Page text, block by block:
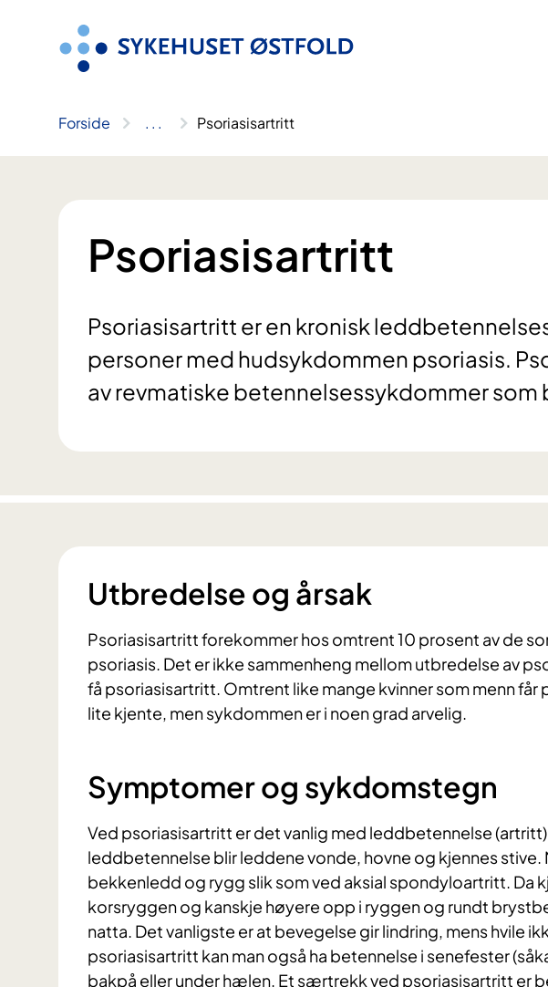
Forside .. . Psoriasisartritt
Psoriasisartritt
Psoriasisartritt er en kronisk
personer med hudsykdommen psoriasis.
av revmatiske betennelsessykdommer
Utbredelse og årsak
Psoriasisartritt forekommer hos omtrent 10 prosent av de
psoriasis. Det er ikke sammenheng mellom utbredelse av
få psoriasisartritt. Omtrent like mange kvinner som menn får
lite kjente, men sykdommen er i noen grad arvelig.
Symptomer og sykdomstegn
Ved psoriasisartritt er det vanlig med leddbetennelse
leddbetennelse blir leddene vonde, hovne og kjennes stive.
bekkenledd og rygg slik som ved aksial spondyloartritt. Da
korsryggen og kanskje høyere opp i ryggen og rundt
natta. Det vanligste er at bevegelse gir lindring, mens hvile
psoriasisartritt kan man også ha betennelse i senefester
bakpå eller under hælen. Et særtrekk ved psoriasisartritt er